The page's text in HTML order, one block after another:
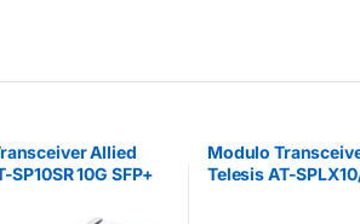
Allied
SP10SR 10G SFP+
Modulo
Telesis AT-